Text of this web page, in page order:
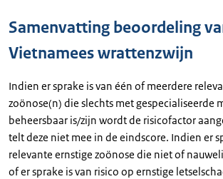
Samenvatting beoordeling
Vietnamees wrattenzwijn
Indien er sprake is van één of meerdere
zoönose(n) die slechts met gespecialiseerde
beheersbaar is/zijn wordt de risicofactor
telt deze niet mee in de eindscore. Indien er
relevante ernstige zoönose die niet of
of er sprake is van risico op ernstige